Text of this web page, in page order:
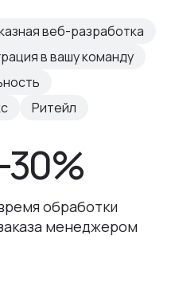
веб-разработка
в вашу команду
Ритейл
-30%
обработки
менеджером